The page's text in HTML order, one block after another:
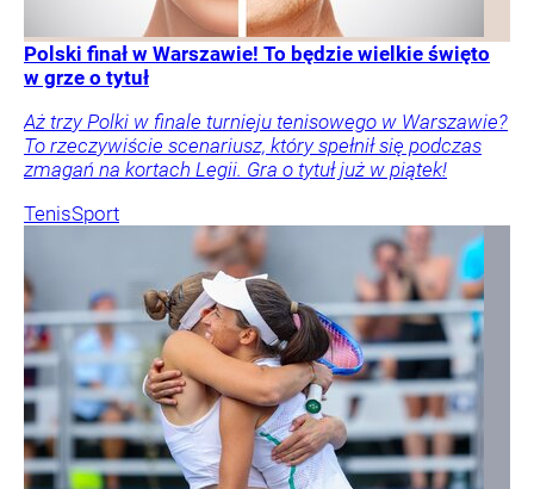
Polski finał w Warszawie! To będzie wielkie święto
w grze o tytuł
Aż trzy Polki w finale turnieju tenisowego w Warszawie?
To rzeczywiście scenariusz, który spełnił się podczas
zmagań na kortach Legii. Gra o tytuł już w piątek!
TenisSport